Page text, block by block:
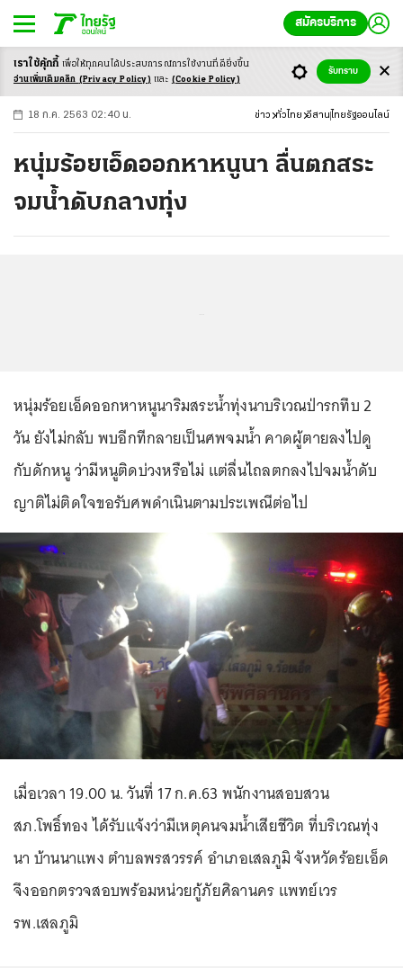
สมัครบริการ
-ก ก ก+
18 ก.ค. 2563 02:40 น. ข่าว ทั่วไทย อีสาน ไทยรัฐออนไลน์
หนุ่มร้อยเอ็ดออกหาหนูนา ลื่นตกสระ
จมน้ำดับกลางทุ่ง
หนุ่มร้อยเอ็ดออกหาหนูนาริมสระน้ำทุ่งนาบริเวณป่ารกทึบ 2
วัน ยังไม่กลับ พบอีกทีกลายเป็นศพจมน้ำ คาดผู้ตายลงไปดู
กับดักหนู ว่ามีหนูติดบ่วงหรือไม่ แต่ลื่นไถลตกลงไปจมน้ำดับ
ญาติไม่ติดใจขอรับศพดำเนินตามประเพณีต่อไป
เมื่อเวลา 19.00 น. วันที่ 17 ก.ค.63 พนักงานสอบสวน
สภ.โพธิ์ทอง ได้รับแจ้งว่ามีเหตุคนจมน้ำเสียชีวิต ที่บริเวณทุ่ง
นา บ้านนาแพง ตำบลพรสวรรค์ อำเภอเสลภูมิ จังหวัดร้อยเอ็ด
จึงออกตรวจสอบพร้อมหน่วยกู้ภัยศิลานคร แพทย์เวร
รพ.เสลภูมิ
เราใช้คุ้กกี้ เพื่อให้ทุกคนได้ประสบการณ์การใช้งานที่ดียิ่งขึ้น
อ่านเพิ่มเติมคลิก (Privacy Policy) และ (Cookie Policy)
รับทราบ